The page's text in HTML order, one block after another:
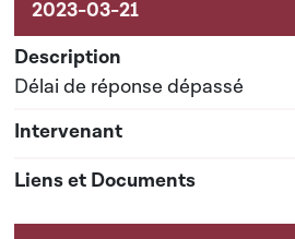
Délai de réponse dépassé